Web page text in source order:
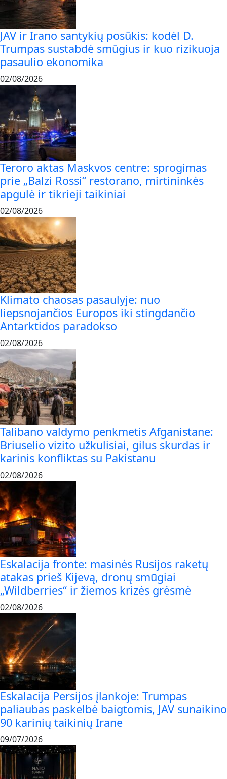
JAV ir Irano santykių posūkis: kodėl D.
Trumpas sustabdė smūgius ir kuo rizikuoja
pasaulio ekonomika
02/08/2026
Teroro aktas Maskvos centre: sprogimas
prie „Balzi Rossi“ restorano, mirtininkės
apgulė ir tikrieji taikiniai
02/08/2026
Klimato chaosas pasaulyje: nuo
liepsnojančios Europos iki stingdančio
Antarktidos paradokso
02/08/2026
Talibano valdymo penkmetis Afganistane:
Briuselio vizito užkulisiai, gilus skurdas ir
karinis konfliktas su Pakistanu
02/08/2026
Eskalacija fronte: masinės Rusijos raketų
atakas prieš Kijevą, dronų smūgiai
„Wildberries“ ir žiemos krizės grėsmė
02/08/2026
Eskalacija Persijos įlankoje: Trumpas
paliaubas paskelbė baigtomis, JAV sunaikino
90 karinių taikinių Irane
09/07/2026